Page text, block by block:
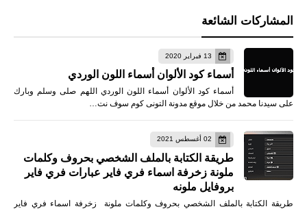
المشاركات الشائعة
13 فبراير 2020
أسماء كود الألوان أسماء اللون الوردي
أسماء كود الألوان أسماء اللون الوردي اللهم صلى وسلم وبارك
على سيدنا محمد من خلال موقع مدونة التونى كوم سوف نت…
02 أغسطس 2021
طريقة الكتابة بالملف الشخصي بحروف وكلمات
ملونة زخرفة اسماء فري فاير عبارات فري فاير
بروفايل ملونه
طريقة الكتابة بالملف الشخصي بحروف وكلمات ملونة زخرفة اسماء فري فاير